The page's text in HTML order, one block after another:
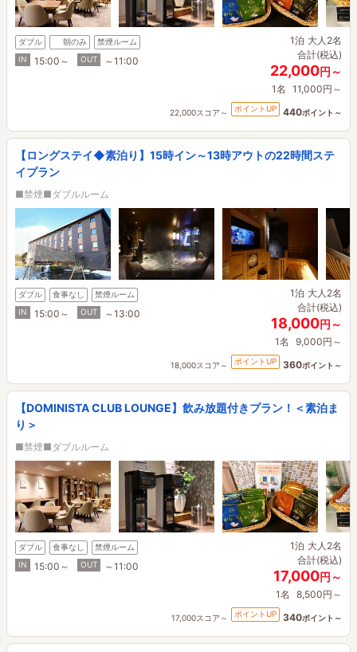
ダブル 朝のみ
禁煙ルーム
IN
15:00～ OUT ～11:00
1泊 大人2名
合計(税込)
22,000円～
1名 11,000円～
22,000スコア～ ポイントUP 440ポイント～
【ロングステイ◆素泊り】15時イン～13時アウトの22時間ステ
イプラン
■禁煙■ダブルルーム
ダブル 食事なし
禁煙ルーム
IN
15:00～ OUT ～13:00
1泊 大人2名
合計(税込)
18,000円～
1名 9,000円～
18,000スコア～ ポイントUP 360ポイント～
【DOMINISTA CLUB LOUNGE】飲み放題付きプラン！＜素泊ま
り＞
■禁煙■ダブルルーム
ダブル 食事なし
禁煙ルーム
IN
15:00～ OUT ～11:00
1泊 大人2名
合計(税込)
17,000円～
1名 8,500円～
17,000スコア～ ポイントUP 340ポイント～